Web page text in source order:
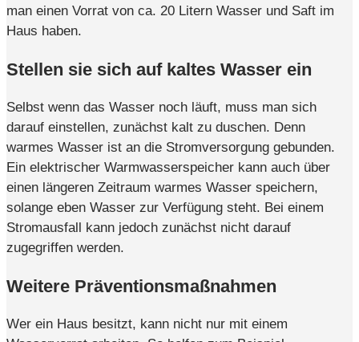
man einen Vorrat von ca. 20 Litern Wasser und Saft im
Haus haben.
Stellen sie sich auf kaltes Wasser ein
Selbst wenn das Wasser noch läuft, muss man sich
darauf einstellen, zunächst kalt zu duschen. Denn
warmes Wasser ist an die Stromversorgung gebunden.
Ein elektrischer Warmwasserspeicher kann auch über
einen längeren Zeitraum warmes Wasser speichern,
solange eben Wasser zur Verfügung steht. Bei einem
Stromausfall kann jedoch zunächst nicht darauf
zugegriffen werden.
Weitere Präventionsmaßnahmen
Wer ein Haus besitzt, kann nicht nur mit einem